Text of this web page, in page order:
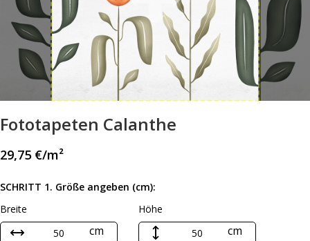
Fototapeten Calanthe
29,75 €/m²
SCHRITT 1. Größe angeben (cm):
Breite
cm
Höhe
cm